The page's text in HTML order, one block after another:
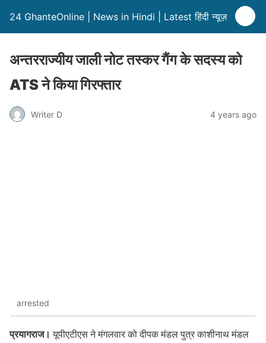
24 GhanteOnline | News in Hindi | Latest हिंदी न्यूज़
अन्तरराज्यीय जाली नोट तस्कर गैंग के सदस्य को
ATS ने किया गिरफ्तार
Writer D 4 years ago
arrested
प्रयागराज। यूपीएटीएस ने मंगलवार को दीपक मंडल पुत्र काशीनाथ मंडल